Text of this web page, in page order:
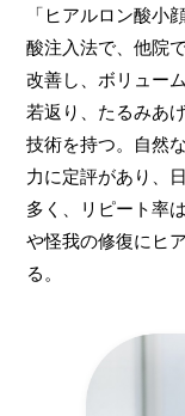
「ヒアルロン酸小
酸注入法で、他院
改善し、ボリュー
若返り、たるみあ
技術を持つ。自然
力に定評があり、
多く、リピート率
や怪我の修復にヒ
る。